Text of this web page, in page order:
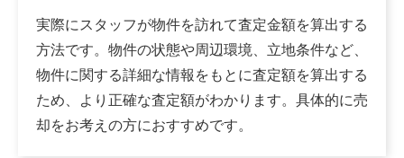
実際にスタッフが物件を訪れて査定金額を算出する
方法です。物件の状態や周辺環境、立地条件など、
物件に関する詳細な情報をもとに査定額を算出する
ため、より正確な査定額がわかります。具体的に売
却をお考えの方におすすめです。